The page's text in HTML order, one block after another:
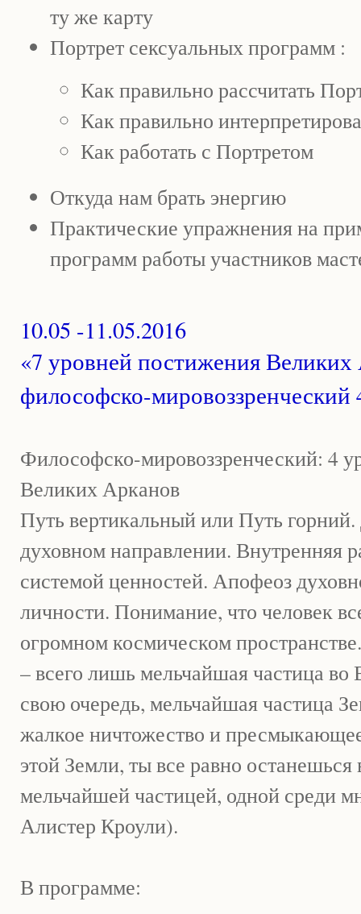
ту же карту
Портрет сексуальных программ :
Как правильно рассчитать
Как правильно
Как работать с Портретом
Откуда нам брать энергию
Практические упражнения на
программ работы участников
10.05 -11.05.2016
«7 уровней постижения
философско-мировоззренческий
Философско-мировоззренческий: 4
Великих Арканов
Путь вертикальный или Путь
духовном направлении. Внутренняя
системой ценностей. Апофеоз
личности. Понимание, что человек
огромном космическом
– всего лишь мельчайшая частица во
свою очередь, мельчайшая частица
жалкое ничтожество и
этой Земли, ты все равно останешься
мельчайшей частицей, одной среди
Алистер Кроули).
В программе: